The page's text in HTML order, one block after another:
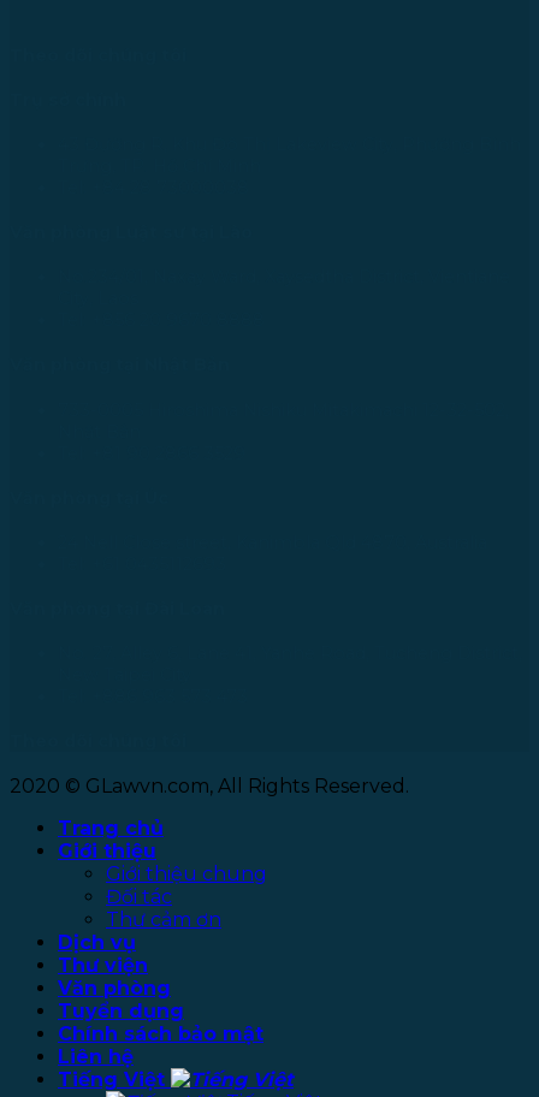
2020 © GLawvn.com, All Rights Reserved.
Trang chủ
Giới thiệu
Giới thiệu chung
Đối tác
Thư cảm ơn
Dịch vụ
Thư viện
Văn phòng
Tuyển dụng
Chính sách bảo mật
Liên hệ
Tiếng Việt